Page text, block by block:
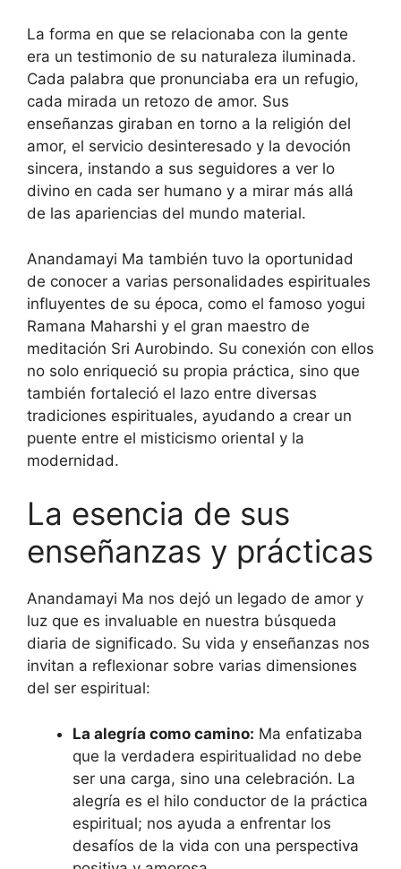
La forma en que se relacionaba con la gente
era un testimonio de su naturaleza iluminada.
Cada palabra que pronunciaba era un refugio,
cada mirada un retozo de amor. Sus
enseñanzas giraban en torno a la religión del
amor, el servicio desinteresado y la devoción
sincera, instando a sus seguidores a ver lo
divino en cada ser humano y a mirar más allá
de las apariencias del mundo material.
Anandamayi Ma también tuvo la oportunidad
de conocer a varias personalidades espirituales
influyentes de su época, como el famoso yogui
Ramana Maharshi y el gran maestro de
meditación Sri Aurobindo. Su conexión con ellos
no solo enriqueció su propia práctica, sino que
también fortaleció el lazo entre diversas
tradiciones espirituales, ayudando a crear un
puente entre el misticismo oriental y la
modernidad.
La esencia de sus
enseñanzas y prácticas
Anandamayi Ma nos dejó un legado de amor y
luz que es invaluable en nuestra búsqueda
diaria de significado. Su vida y enseñanzas nos
invitan a reflexionar sobre varias dimensiones
del ser espiritual:
La alegría como camino: Ma enfatizaba
que la verdadera espiritualidad no debe
ser una carga, sino una celebración. La
alegría es el hilo conductor de la práctica
espiritual; nos ayuda a enfrentar los
desafíos de la vida con una perspectiva